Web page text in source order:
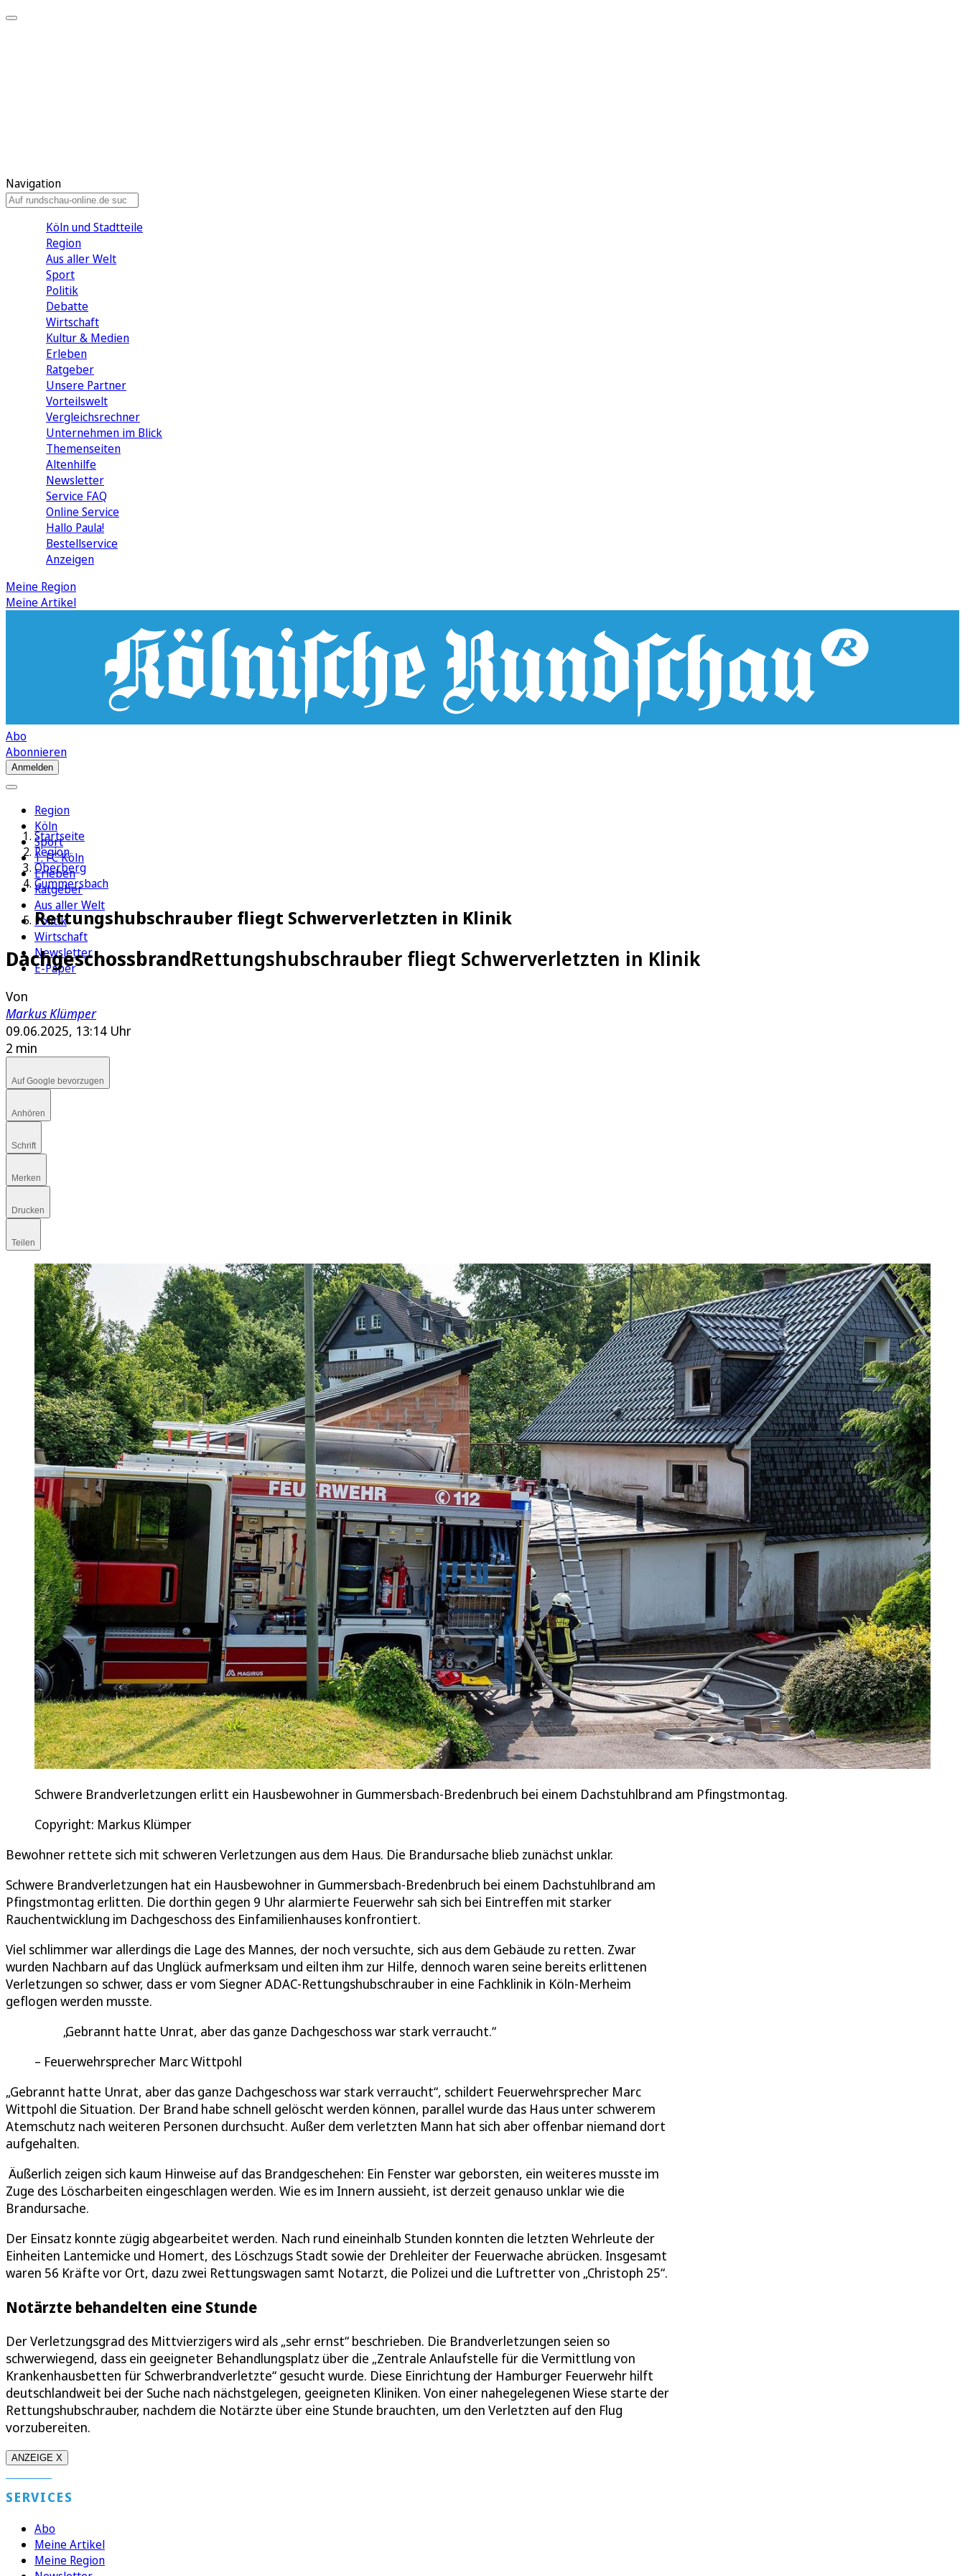
Navigation
Köln und Stadtteile
Region
Aus aller Welt
Sport
Politik
Debatte
Wirtschaft
Kultur & Medien
Erleben
Ratgeber
Unsere Partner
Vorteilswelt
Vergleichsrechner
Unternehmen im Blick
Themenseiten
Altenhilfe
Newsletter
Service FAQ
Online Service
Hallo Paula!
Bestellservice
Anzeigen
Meine Region
Meine Artikel
Abo
Abonnieren
Anmelden
Region
Köln
Sport
1. FC Köln
Erleben
Ratgeber
Aus aller Welt
Politik
Wirtschaft
Newsletter
E-Paper
Startseite
Region
Oberberg
Gummersbach
Rettungshubschrauber fliegt Schwerverletzten in Klinik
DachgeschossbrandRettungshubschrauber fliegt Schwerverletzten in Klinik
Von
Markus Klümper
09.06.2025, 13:14 Uhr
2 min
Auf Google bevorzugen
Anhören
Schrift
Merken
Drucken
Teilen
Schwere Brandverletzungen erlitt ein Hausbewohner in Gummersbach-Bredenbruch bei einem Dachstuhlbrand am Pfingstmontag.
Copyright: Markus Klümper
Bewohner rettete sich mit schweren Verletzungen aus dem Haus. Die Brandursache blieb zunächst unklar.
Schwere Brandverletzungen hat ein Hausbewohner in Gummersbach-Bredenbruch bei einem Dachstuhlbrand am
Pfingstmontag erlitten. Die dorthin gegen 9 Uhr alarmierte Feuerwehr sah sich bei Eintreffen mit starker
Rauchentwicklung im Dachgeschoss des Einfamilienhauses konfrontiert.
Viel schlimmer war allerdings die Lage des Mannes, der noch versuchte, sich aus dem Gebäude zu retten. Zwar
wurden Nachbarn auf das Unglück aufmerksam und eilten ihm zur Hilfe, dennoch waren seine bereits erlittenen
Verletzungen so schwer, dass er vom Siegner ADAC-Rettungshubschrauber in eine Fachklinik in Köln-Merheim
geflogen werden musste.
Gebrannt hatte Unrat, aber das ganze Dachgeschoss war stark verraucht.
Feuerwehrsprecher Marc Wittpohl
„Gebrannt hatte Unrat, aber das ganze Dachgeschoss war stark verraucht“, schildert Feuerwehrsprecher Marc
Wittpohl die Situation. Der Brand habe schnell gelöscht werden können, parallel wurde das Haus unter schwerem
Atemschutz nach weiteren Personen durchsucht. Außer dem verletzten Mann hat sich aber offenbar niemand dort
aufgehalten.
Äußerlich zeigen sich kaum Hinweise auf das Brandgeschehen: Ein Fenster war geborsten, ein weiteres musste im
Zuge des Löscharbeiten eingeschlagen werden. Wie es im Innern aussieht, ist derzeit genauso unklar wie die
Brandursache.
Der Einsatz konnte zügig abgearbeitet werden. Nach rund eineinhalb Stunden konnten die letzten Wehrleute der
Einheiten Lantemicke und Homert, des Löschzugs Stadt sowie der Drehleiter der Feuerwache abrücken. Insgesamt
waren 56 Kräfte vor Ort, dazu zwei Rettungswagen samt Notarzt, die Polizei und die Luftretter von „Christoph 25“.
Notärzte behandelten eine Stunde
Der Verletzungsgrad des Mittvierzigers wird als „sehr ernst“ beschrieben. Die Brandverletzungen seien so
schwerwiegend, dass ein geeigneter Behandlungsplatz über die „Zentrale Anlaufstelle für die Vermittlung von
Krankenhausbetten für Schwerbrandverletzte“ gesucht wurde. Diese Einrichtung der Hamburger Feuerwehr hilft
deutschlandweit bei der Suche nach nächstgelegen, geeigneten Kliniken. Von einer nahegelegenen Wiese starte der
Rettungshubschrauber, nachdem die Notärzte über eine Stunde brauchten, um den Verletzten auf den Flug
vorzubereiten.
ANZEIGE X
SERVICES
Abo
Meine Artikel
Meine Region